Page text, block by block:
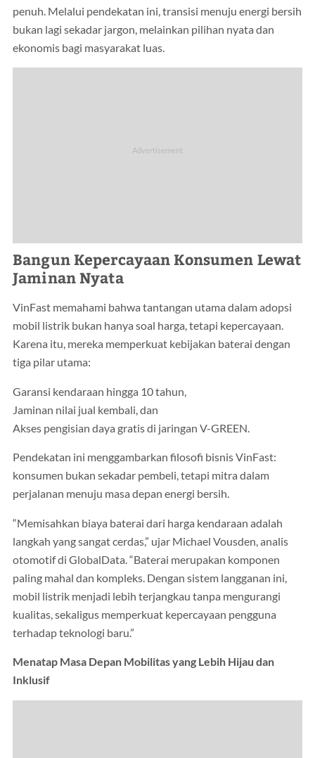
penuh. Melalui pendekatan ini, transisi menuju energi bersih
bukan lagi sekadar jargon, melainkan pilihan nyata dan
ekonomis bagi masyarakat luas.
Bangun Kepercayaan Konsumen Lewat
Jaminan Nyata
VinFast memahami bahwa tantangan utama dalam adopsi
mobil listrik bukan hanya soal harga, tetapi kepercayaan.
Karena itu, mereka memperkuat kebijakan baterai dengan
tiga pilar utama:
Garansi kendaraan hingga 10 tahun,
Jaminan nilai jual kembali, dan
Akses pengisian daya gratis di jaringan V-GREEN.
Pendekatan ini menggambarkan filosofi bisnis VinFast:
konsumen bukan sekadar pembeli, tetapi mitra dalam
perjalanan menuju masa depan energi bersih.
“Memisahkan biaya baterai dari harga kendaraan adalah
langkah yang sangat cerdas,” ujar Michael Vousden, analis
otomotif di GlobalData. “Baterai merupakan komponen
paling mahal dan kompleks. Dengan sistem langganan ini,
mobil listrik menjadi lebih terjangkau tanpa mengurangi
kualitas, sekaligus memperkuat kepercayaan pengguna
terhadap teknologi baru.”
Menatap Masa Depan Mobilitas yang Lebih Hijau dan
Inklusif